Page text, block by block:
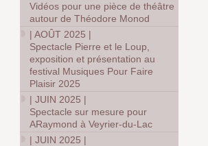
Vidéos pour une pièce de théâtre
autour de Théodore Monod
|AOÛT 2025 |
Spectacle Pierre et le Loup,
exposition et présentation au
festival Musiques Pour Faire
Plaisir 2025
|JUIN 2025 |
Spectacle sur mesure pour
ARaymond à Veyrier-du-Lac
|JUIN 2025 |